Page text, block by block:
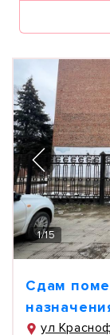
1/15
Сдам
ул